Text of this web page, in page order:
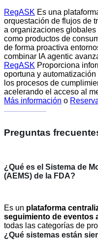
RegASK Es una
orquestación de flujos de
a organizaciones
como productos de
de forma proactiva
combinar IA agentic
RegASK Proporciona
oportuna y
los procesos de
acelerando el acceso al
Más información o
Preguntas
¿Qué es el Sistema de
(AEMS) de la FDA?
Es un plataforma
seguimiento de eventos
todas las categorías de
¿Qué sistemas están